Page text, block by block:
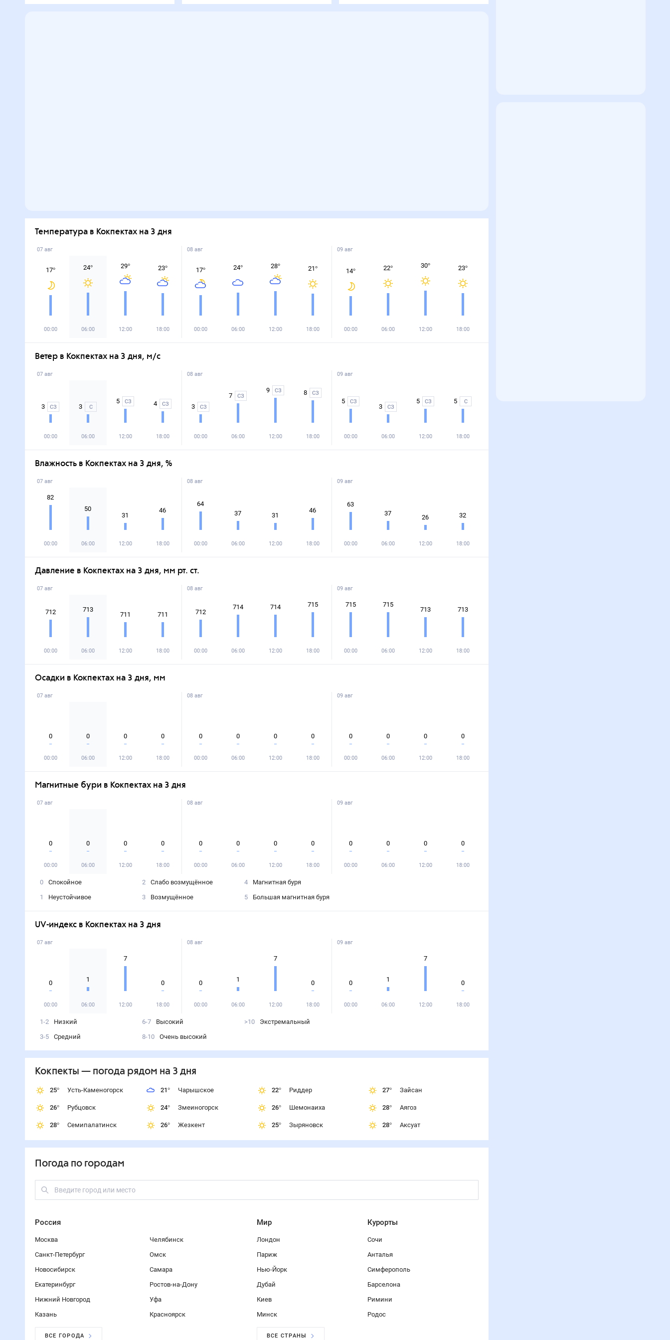
Температура в Кокпектах на 3 дня
07 авг
17°
00:00
24°
06:00
29°
12:00
23°
18:00
08 авг
17°
00:00
24°
06:00
28°
12:00
21°
18:00
09 авг
14°
00:00
22°
06:00
30°
12:00
23°
18:00
Ветер в Кокпектах на 3 дня, м/с
07 авг
3 СЗ
00:00
3 С
06:00
5 СЗ
12:00
4 СЗ
18:00
08 авг
3 СЗ
00:00
7 СЗ
06:00
9 СЗ
12:00
8 СЗ
18:00
09 авг
5 СЗ
00:00
3 СЗ
06:00
5 СЗ
12:00
5 С
18:00
Влажность в Кокпектах на 3 дня, %
07 авг
82
00:00
50
06:00
31
12:00
46
18:00
08 авг
64
00:00
37
06:00
31
12:00
46
18:00
09 авг
63
00:00
37
06:00
26
12:00
32
18:00
Давление в Кокпектах на 3 дня, мм рт. ст.
07 авг
712
00:00
713
06:00
711
12:00
711
18:00
08 авг
712
00:00
714
06:00
714
12:00
715
18:00
09 авг
715
00:00
715
06:00
713
12:00
713
18:00
Осадки в Кокпектах на 3 дня, мм
07 авг
0
00:00
0
06:00
0
12:00
0
18:00
08 авг
0
00:00
0
06:00
0
12:00
0
18:00
09 авг
0
00:00
0
06:00
0
12:00
0
18:00
Магнитные бури в Кокпектах на 3 дня
07 авг
0
00:00
0
06:00
0
12:00
0
18:00
08 авг
0
00:00
0
06:00
0
12:00
0
18:00
09 авг
0
00:00
0
06:00
0
12:00
0
18:00
0
Спокойное
1
Неустойчивое
2
Слабо возмущённое
3
Возмущённое
4
Магнитная буря
5
Большая магнитная буря
UV-индекс в Кокпектах на 3 дня
07 авг
0
00:00
1
06:00
7
12:00
0
18:00
08 авг
0
00:00
1
06:00
7
12:00
0
18:00
09 авг
0
00:00
1
06:00
7
12:00
0
18:00
1-2
Низкий
3-5
Средний
6-7
Высокий
8-10
Очень высокий
>10 Экстремальный
Кокпекты — погода рядом на 3 дня
25° Усть-Каменогорск
26° Рубцовск
28° Семипалатинск
21° Чарышское
24° Змеиногорск
26° Жезкент
22° Риддер
26° Шемонаиха
25° Зыряновск
27° Зайсан
28° Аягоз
28° Аксуат
Погода по городам
Россия
Москва
Санкт-Петербург
Новосибирск
Екатеринбург
Нижний Новгород
Казань
Челябинск
Омск
Самара
Ростов-на-Дону
Уфа
Красноярск
ВСЕ ГОРОДА
Мир
Лондон
Париж
Нью-Йорк
Дубай
Киев
Минск
Курорты
Сочи
Анталья
Симферополь
Барселона
Римини
Родос
ВСЕ СТРАНЫ